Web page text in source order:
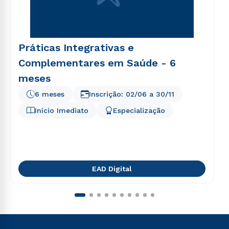
Práticas Integrativas e
Complementares em Saúde - 6
meses
Início Imediato
6 meses
Especialização
Inscrição: 02/06 a 30/11
EAD Digital